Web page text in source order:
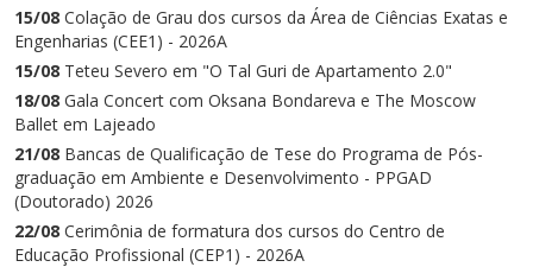
15/08 Colação de Grau dos cursos da Área de Ciências Exatas e
Engenharias (CEE1) - 2026A
15/08 Teteu Severo em "O Tal Guri de Apartamento 2.0"
18/08 Gala Concert com Oksana Bondareva e The Moscow
Ballet em Lajeado
21/08 Bancas de Qualificação de Tese do Programa de Pós-
graduação em Ambiente e Desenvolvimento - PPGAD
(Doutorado) 2026
22/08 Cerimônia de formatura dos cursos do Centro de
Educação Profissional (CEP1) - 2026A